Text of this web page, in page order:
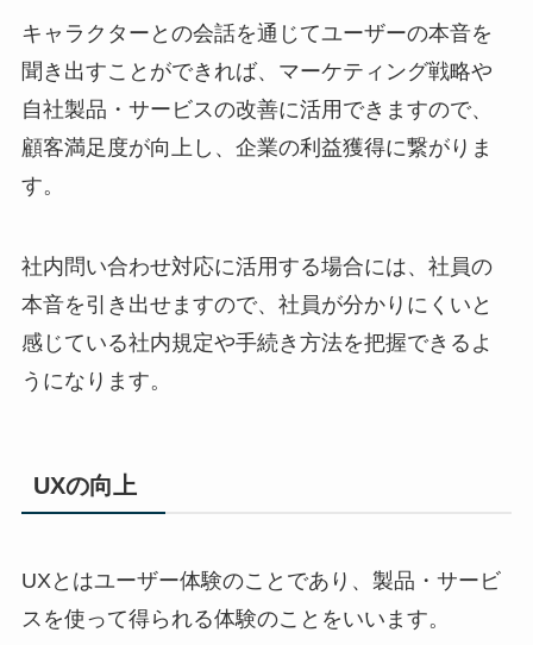
キャラクターとの会話を通じてユーザーの本音を
聞き出すことができれば、マーケティング戦略や
自社製品・サービスの改善に活用できますので、
顧客満足度が向上し、企業の利益獲得に繋がりま
す。
社内問い合わせ対応に活用する場合には、社員の
本音を引き出せますので、社員が分かりにくいと
感じている社内規定や手続き方法を把握できるよ
うになります。
UXの向上
UX とはユーザー体験のことであり、製品・サービ
スを使って得られる体験のことをいいます。